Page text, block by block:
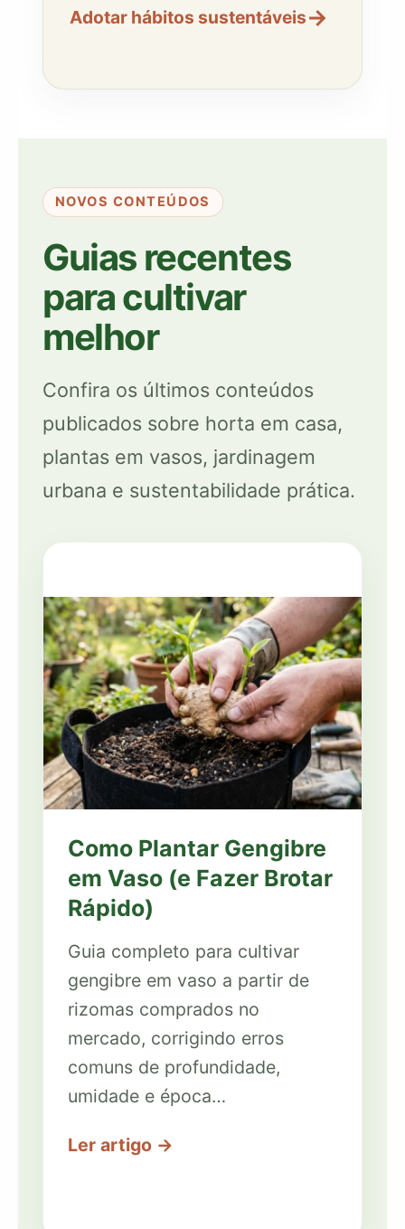
Adotar hábitos sustentáveis→
NOVOS CONTEÚDOS
Guias recentes
para cultivar
melhor
Confira os últimos conteúdos
publicados sobre horta em casa,
plantas em vasos, jardinagem
urbana e sustentabilidade prática.
Como Plantar Gengibre
em Vaso (e Fazer Brotar
Rápido)
Guia completo para cultivar
gengibre em vaso a partir de
rizomas comprados no
mercado, corrigindo erros
comuns de profundidade,
umidade e época…
Ler artigo →